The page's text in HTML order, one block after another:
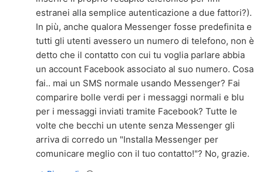
estranei alla semplice autenticazione a due fattori?).
In più, anche qualora Messenger fosse predefinita e
tutti gli utenti avessero un numero di telefono, non è
detto che il contatto con cui tu voglia parlare abbia
un account Facebook associato al suo numero. Cosa
fai.. mai un SMS normale usando Messenger? Fai
comparire bolle verdi per i messaggi normali e blu
per i messaggi inviati tramite Facebook? Tutte le
volte che becchi un utente senza Messenger gli
arriva di corredo un "Installa Messenger per
comunicare meglio con il tuo contatto!"? No, grazie.